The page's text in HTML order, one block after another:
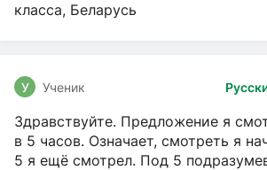
класса, Беларусь
У Ученик
Здравствуйте. Предложение я
в 5 часов. Означает, смотреть я
5 я ещё смотрел. Под 5